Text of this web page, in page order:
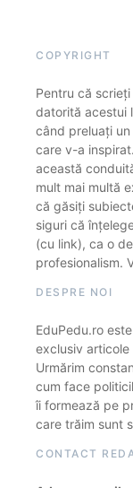
COPYRIGHT
Pentru că
datorită acestui
când preluați
care v-a
această
mult mai multă
că găsiți
siguri că
(cu link), ca o
profesionalism.
DESPRE NOI
EduPedu.ro
exclusiv
Urmărim
cum face
îi formează pe
care trăim sunt
CONTACT